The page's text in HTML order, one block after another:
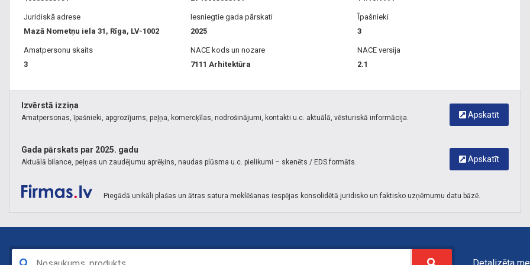
Juridiskā adrese
Mazā Nometņu iela 31, Rīga, LV-1002
Iesniegtie gada pārskati
2025
Īpašnieki
3
Amatpersonu skaits
3
NACE kods un nozare
7111 Arhitektūra
NACE versija
2.1
Apskatīt
Izvērstā izziņa
Amatpersonas, īpašnieki, apgrozījums, peļņa, komercķīlas, nodrošinājumi, kontakti u.c. aktuālā, vēsturiskā informācija.
Apskatīt
Gada pārskats par 2025. gadu
Aktuālā bilance, peļņas un zaudējumu aprēķins, naudas plūsma u.c. pielikumi – skenēts / EDS formāts.
Piegādā unikāli plašas un ātras satura meklēšanas iespējas konsolidētā juridisko un faktisko uzņēmumu datu bāzē.